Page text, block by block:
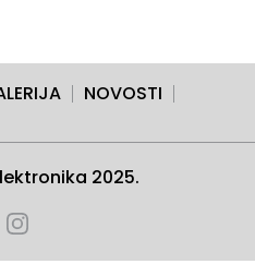
NOVOSTI
2025.